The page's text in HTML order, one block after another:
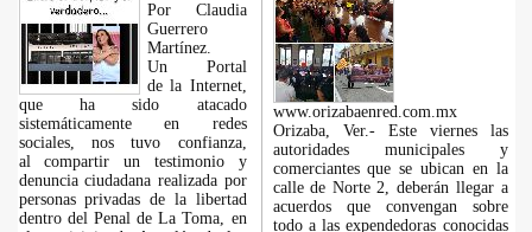
Por Claudia
Guerrero
Martínez.
​Un Portal
de la Internet,
que ha sido atacado
sistemáticamente en redes
sociales, nos tuvo confianza,
al compartir un testimonio y
denuncia ciudadana realizada por
personas privadas de la libertad
dentro del Penal de La Toma, en
www.orizabaenred.com.mx
Orizaba, Ver.- Este viernes las
autoridades municipales y
comerciantes que se ubican en la
calle de Norte 2, deberán llegar a
acuerdos que convengan sobre
todo a las expendedoras conocidas